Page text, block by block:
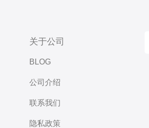
关于公司
BLOG
公司介绍
联系我们
隐私政策